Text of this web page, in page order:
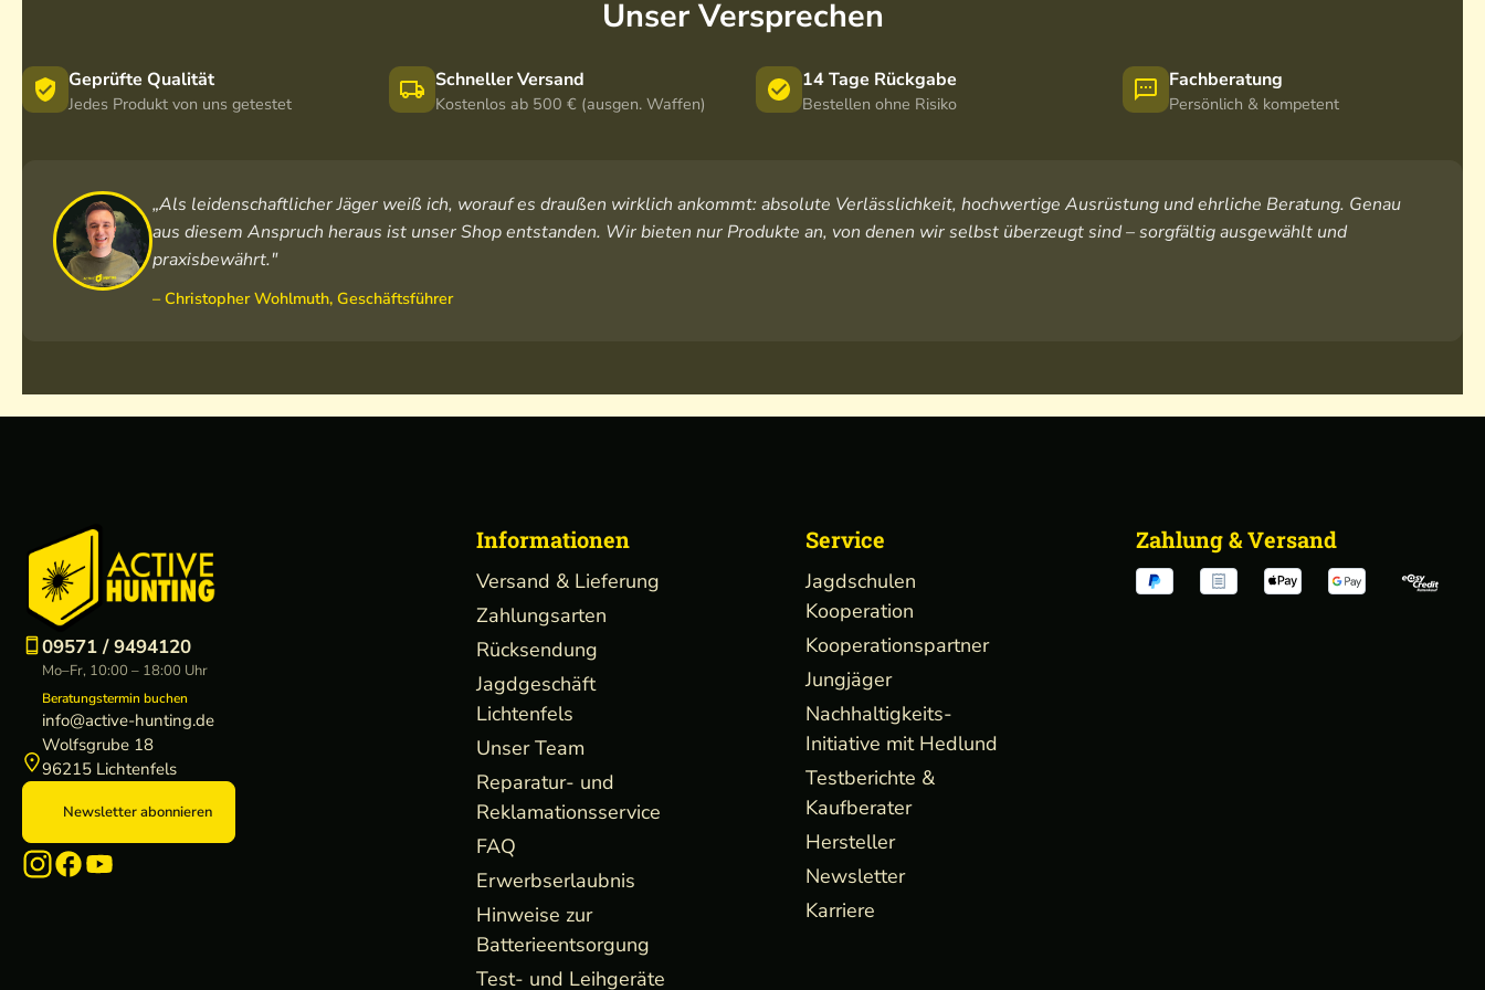
Unser Versprechen
Geprüfte Qualität
Jedes Produkt von uns getestet
Schneller Versand
Kostenlos ab 500 € (ausgen. Waffen)
14 Tage Rückgabe
Bestellen ohne Risiko
Fachberatung
Persönlich & kompetent
„Als leidenschaftlicher Jäger weiß ich, worauf es draußen wirklich ankommt: absolute Verlässlichkeit, hochwertige Ausrüstung und ehrliche Beratung. Genau
aus diesem Anspruch heraus ist unser Shop entstanden. Wir bieten nur Produkte an, von denen wir selbst überzeugt sind – sorgfältig ausgewählt und
praxisbewährt."
– Christopher Wohlmuth, Geschäftsführer
09571 / 9494120
Mo–Fr, 10:00 – 18:00 Uhr
Beratungstermin buchen
info@active-hunting.de
Wolfsgrube 18
96215 Lichtenfels
Newsletter abonnieren
Informationen
Versand & Lieferung
Zahlungsarten
Rücksendung
Jagdgeschäft
Lichtenfels
Unser Team
Reparatur- und
Reklamationsservice
FAQ
Erwerbserlaubnis
Hinweise zur
Batterieentsorgung
Test- und Leihgeräte
Service
Jagdschulen
Kooperation
Kooperationspartner
Jungjäger
Nachhaltigkeits-
Initiative mit Hedlund
Testberichte &
Kaufberater
Hersteller
Newsletter
Karriere
Zahlung & Versand